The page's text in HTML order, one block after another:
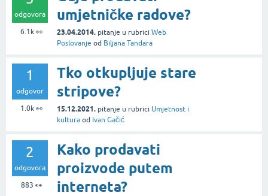
odgovora
6.1k👀
umjetničke radove?
23.04.2014. pitanje u rubrici Web
Poslovanje od Biljana Tandara
1
odgovor
1.0k👀
Tko otkupljuje stare
stripove?
15.12.2021. pitanje u rubrici Umjetnost i
kultura od Ivan Gačić
2
odgovora
883 👀
Kako prodavati
proizvode putem
interneta?